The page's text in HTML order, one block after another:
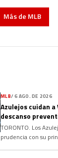
Más de MLB
MLB/6 AGO. DE 2026
Azulejos cuidan
descanso
corva
TORONTO. Los
prudencia con su